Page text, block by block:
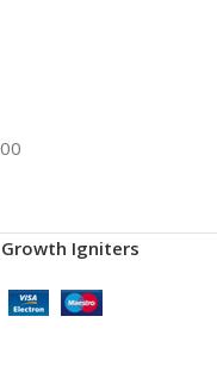
Growth Igniters